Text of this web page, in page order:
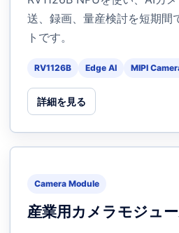
送、録画、量産検討を短期間
トです。
RV1126B Edge AI MIPI
詳細を見る
Camera Module
産業用カメラモジュ